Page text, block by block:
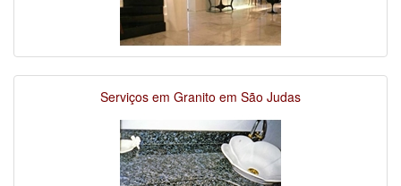
Serviços em Granito em São Judas